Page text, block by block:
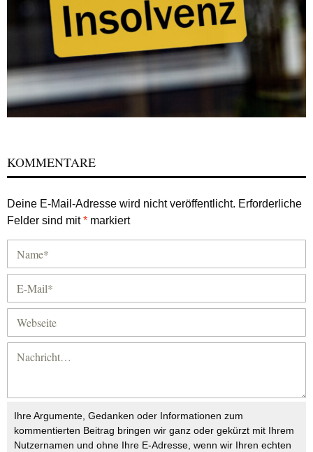
KOMMENTARE
Deine E-Mail-Adresse wird nicht veröffentlicht. Erforderliche
Felder sind mit* markiert
Ihre Argumente, Gedanken oder Informationen zum
kommentierten Beitrag bringen wir ganz oder gekürzt mit Ihrem
Nutzernamen und ohne Ihre E-Adresse, wenn wir Ihren echten